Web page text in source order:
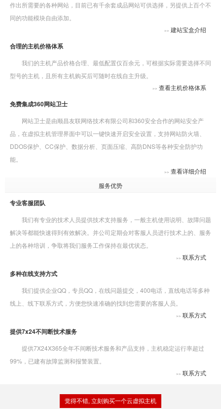
作出所需要的各种网站，目前已有千余套成品网站可供选择，另提供上百个不
同的功能模块自由添加。
>> 建站宝盒介绍
合理的主机价格体系
我们的主机产品价格合理、最低配置仅百余元，可根据实际需要选择不同
型号的主机，且所有主机购买后可随时在线自主升级。
>> 查看主机价格体系
免费集成360网站卫士
网站卫士是由顺昌友联网络技术有限公司和360安全合作的网站安全产
品，在虚拟主机管理界面中可以一键快速开启安全设置，支持网站防火墙、
DDOS保护、CC保护、数据分析、页面压缩、高防DNS等各种安全防护功
能。
>> 查看详细介绍
服务优势
专业客服团队
我们有专业的技术人员提供技术支持服务，一般主机使用说明、故障问题
解决等都能快速得到有效解决。并公司定期会对客服人员进行技术上的、服务
上的各种培训，争取将我们服务工作保持在最优状态。
>> 联系方式
多种在线支持方式
我们提供企业QQ，专员QQ，在线问题提交，400电话，直线电话等多种
线上、线下联系方式，方便您快速准确的找到您需要的客服人员。
>> 联系方式
提供7x24不间断技术服务
提供7X24X365全年不间断技术服务和产品支持，主机稳定运行率超过
99%，已建有故障监测和报警装置。
>> 联系方式